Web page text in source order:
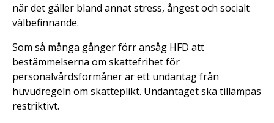
när det gäller bland annat stress, ångest och socialt
välbefinnande.
Som så många gånger förr ansåg HFD att
bestämmelserna om skattefrihet för
personalvårdsförmåner är ett undantag från
huvudregeln om skatteplikt. Undantaget ska tillämpas
restriktivt.